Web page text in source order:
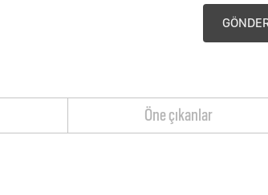
Öne çıkanlar